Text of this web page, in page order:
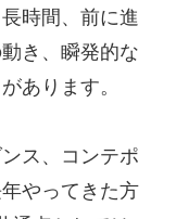
時間、前に進
き、瞬発的な
あります。
ス、コンテポ
やってきた方